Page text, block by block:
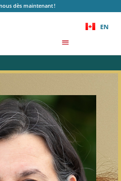
dès maintenant !
EN